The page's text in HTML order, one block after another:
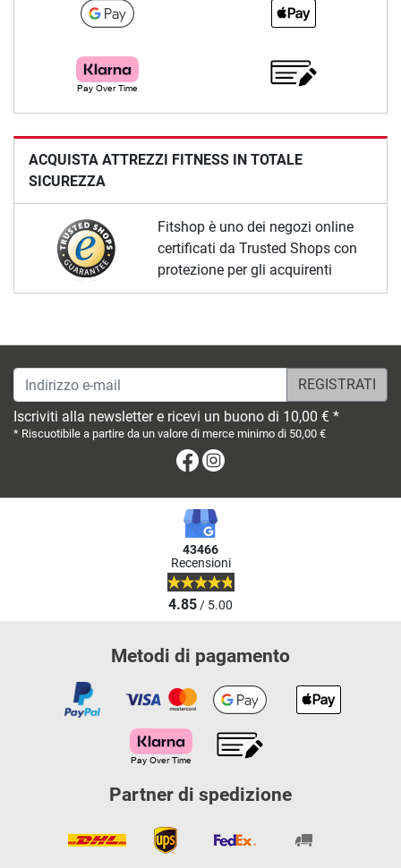
ACQUISTA ATTREZZI FITNESS IN TOTALE
SICUREZZA
Fitshop è uno dei negozi online
certificati da Trusted Shops con
protezione per gli acquirenti
Indirizzo e-mail
Iscriviti alla newsletter e ricevi un buono di 10,00 € *
* Riscuotibile a partire da un valore di merce minimo di 50,00 €
Facebook
43466
Recensioni
4.85/ 5.00
Metodi di pagamento
Partner di spedizione